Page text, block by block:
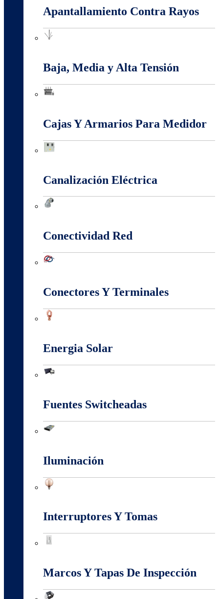
Apantallamiento Contra Rayos
Baja, Media y Alta Tensión
Cajas Y Armarios Para Medidor
Canalización Eléctrica
Conectividad Red
Conectores Y Terminales
Energia Solar
Fuentes Switcheadas
Iluminación
Interruptores Y Tomas
Marcos Y Tapas De Inspección